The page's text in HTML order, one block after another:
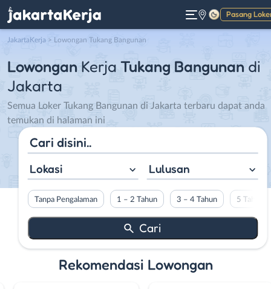
Pasang
Gelap
JakartaKerja > Lowongan Tukang Bangunan
Lowongan Kerja Tukang Bangunan di
Jakarta
Semua Loker Tukang Bangunan di Jakarta terbaru dapat anda
temukan di halaman ini
Lokasi Lulusan
Tanpa Pengalaman 1 – 2 Tahun 3 – 4 Tahun 5 Tahun
Rekomendasi Lowongan